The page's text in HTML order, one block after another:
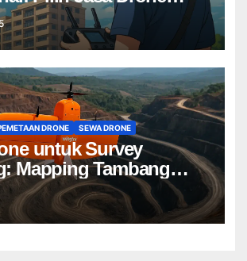
Proyek Anda
DRONE SEWA DRONE
untuk Survey
Mapping Tambang
Lebih Cepat & Akurat